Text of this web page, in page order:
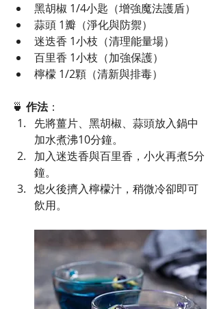
黑胡椒 1/4小匙（增強魔法護盾）
蒜頭 1瓣（淨化與防禦）
迷迭香 1小枝（清理能量場）
百里香 1小枝（加強保護）
檸檬 1/2顆（清新與排毒）
🍵 作法：
先將薑片、黑胡椒、蒜頭放入鍋中
加水煮沸10分鐘。
加入迷迭香與百里香，小火再煮5分
鐘。
熄火後擠入檸檬汁，稍微冷卻即可
飲用。